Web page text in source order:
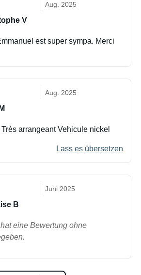
Aug. 2025
V
est super sympa. Merci
Aug. 2025
arrangeant Vehicule nickel
Lass es übersetzen
Juni 2025
B
eine Bewertung ohne